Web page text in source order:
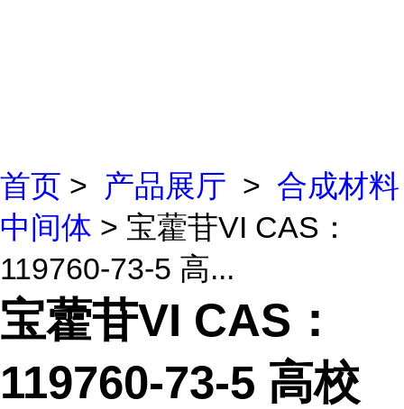
首页 > 产品展厅 > 合成材料
中间体 > 宝藿苷VI CAS：
119760-73-5 高...
宝藿苷VI CAS：
119760-73-5 高校